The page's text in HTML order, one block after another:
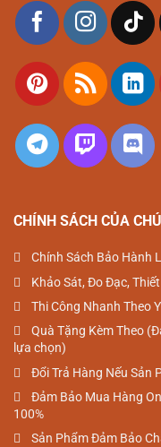
CHÍNH SÁCH CỦA
chính sách bảo hành
khảo sát, đo đạc,
thi công nhanh theo
quà tặng kèm theo
lựa chọn)
đổi trả hàng nếu sản
đảm bảo mua hàng
100%
sản phẩm đảm bảo